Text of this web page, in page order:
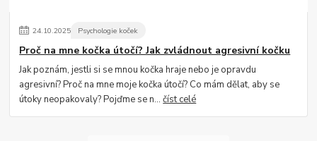
24.10.2025 Psychologie koček
Proč na mne kočka útočí? Jak zvládnout agresivní kočku
Jak poznám, jestli si se mnou kočka hraje nebo je opravdu
agresivní? Proč na mne moje kočka útočí? Co mám dělat, aby se
útoky neopakovaly? Pojďme se n...číst celé